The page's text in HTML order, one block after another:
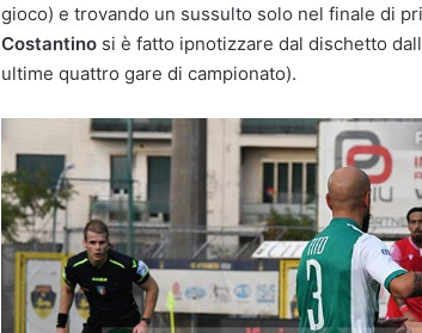
gioco) e trovando un sussulto solo nel finale di
Costantino si è fatto ipnotizzare dal dischetto
ultime quattro gare di campionato).